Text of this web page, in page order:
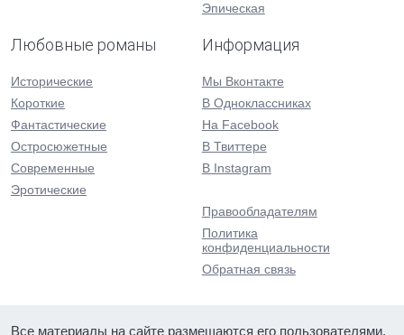
Эпическая
Любовные романы
Исторические
Короткие
Фантастические
Остросюжетные
Современные
Эротические
Информация
Мы Вконтакте
В Одноклассниках
На Facebook
В Твиттере
В Instagram
Правообладателям
Политика
конфиденциальности
Обратная связь
Все материалы на сайте размещаются его пользователями.